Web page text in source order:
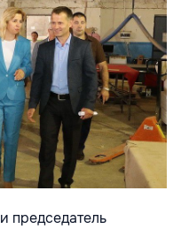
председатель